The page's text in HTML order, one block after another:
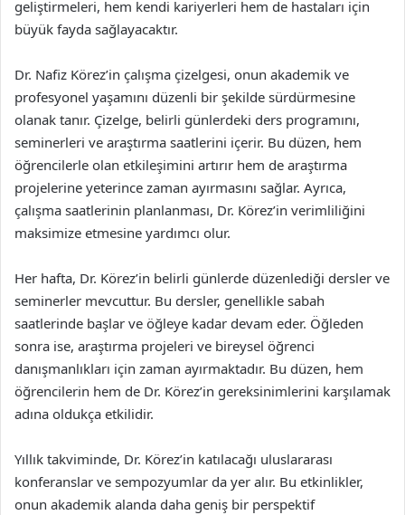
geliştirmeleri, hem kendi kariyerleri hem de hastaları için
büyük fayda sağlayacaktır.
Dr. Nafiz Körez’in çalışma çizelgesi, onun akademik ve
profesyonel yaşamını düzenli bir şekilde sürdürmesine
olanak tanır. Çizelge, belirli günlerdeki ders programını,
seminerleri ve araştırma saatlerini içerir. Bu düzen, hem
öğrencilerle olan etkileşimini artırır hem de araştırma
projelerine yeterince zaman ayırmasını sağlar. Ayrıca,
çalışma saatlerinin planlanması, Dr. Körez’in verimliliğini
maksimize etmesine yardımcı olur.
Her hafta, Dr. Körez’in belirli günlerde düzenlediği dersler ve
seminerler mevcuttur. Bu dersler, genellikle sabah
saatlerinde başlar ve öğleye kadar devam eder. Öğleden
sonra ise, araştırma projeleri ve bireysel öğrenci
danışmanlıkları için zaman ayırmaktadır. Bu düzen, hem
öğrencilerin hem de Dr. Körez’in gereksinimlerini karşılamak
adına oldukça etkilidir.
Yıllık takviminde, Dr. Körez’in katılacağı uluslararası
konferanslar ve sempozyumlar da yer alır. Bu etkinlikler,
onun akademik alanda daha geniş bir perspektif